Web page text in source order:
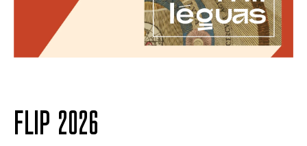
FLIP 2026